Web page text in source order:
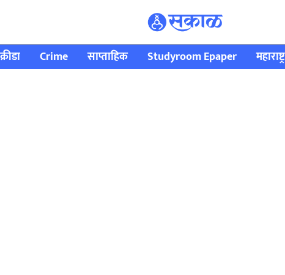
क्रीडा Crime साप्ताहिक Studyroom Epaper महाराष्ट्र